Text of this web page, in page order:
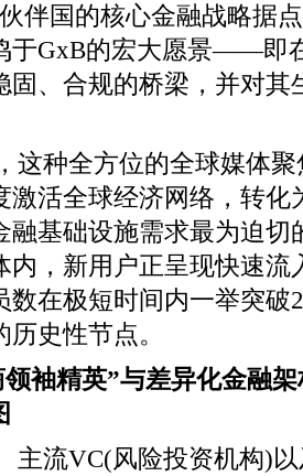
伴国的核心金融战略据
于GxB的宏大愿景——即
固、合规的桥梁，并对其
这种全方位的全球媒体
激活全球经济网络，转化
融基础设施需求最为迫切
内，新用户正呈现快速流
数在极短时间内一举突破
史性节点。
领袖精英”与差异化金融
主流VC(风险投资机构)